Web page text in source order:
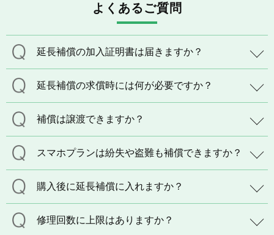
よくあるご質問
延長補償の加入証明書は届きますか？
延長補償の求償時には何が必要ですか？
補償は譲渡できますか？
スマホプランは紛失や盗難も補償できますか？
購入後に延長補償に入れますか？
修理回数に上限はありますか？